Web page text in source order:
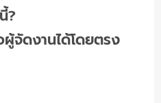
นี้?
จัดงานได้โดยตรง